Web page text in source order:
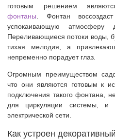
готовым решением
фонтаны . Фонтан
успокаивающую
Переливающиеся потоки воды,
тихая мелодия, а
непременно порадует глаз.
Огромным преимуществом
что они являются готовым к
подключения такого фонтана,
для циркуляции системы, и
электрической сети.
Как устроен